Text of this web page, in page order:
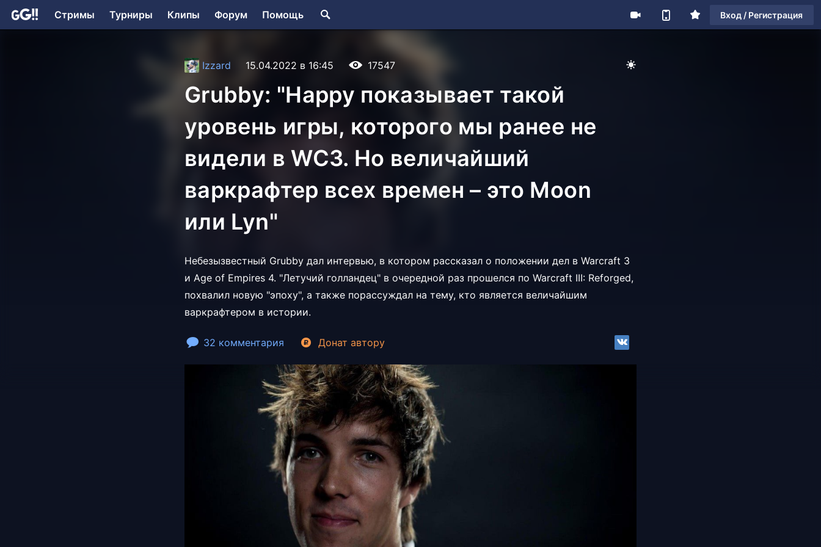
Стримы Турниры Клипы Форум Помощь Вход / Регистрация
Izzard 15.04.2022 в 16:45 17547
Grubby: "Happy показывает такой
уровень игры, которого мы ранее не
видели в WC3. Но величайший
варкрафтер всех времен – это Moon
или Lyn"
Небезызвестный Grubby дал интервью, в котором рассказал о положении дел в Warcraft 3
и Age of Empires 4. "Летучий голландец" в очередной раз прошелся по Warcraft III: Reforged,
похвалил новую "эпоху", а также порассуждал на тему, кто является величайшим
варкрафтером в истории.
32 комментария Донат автору